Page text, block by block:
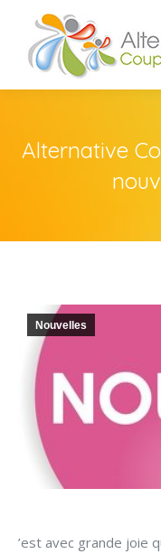
Alternative
Nouvelles
’est avec grande joie